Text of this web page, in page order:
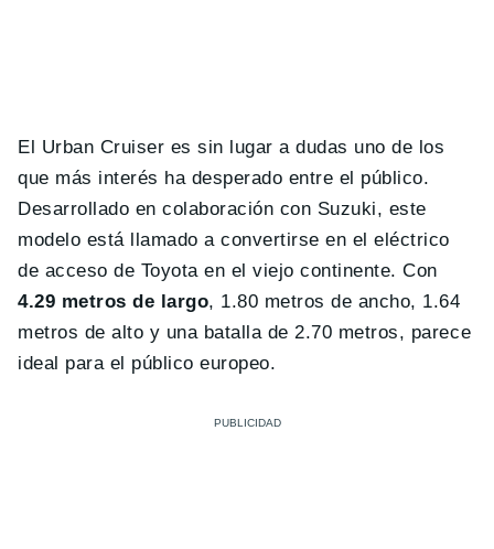
El Urban Cruiser es sin lugar a dudas uno de los
que más interés ha desperado entre el público.
Desarrollado en colaboración con Suzuki, este
modelo está llamado a convertirse en el eléctrico
de acceso de Toyota en el viejo continente. Con
4.29 metros de largo, 1.80 metros de ancho, 1.64
metros de alto y una batalla de 2.70 metros, parece
ideal para el público europeo.